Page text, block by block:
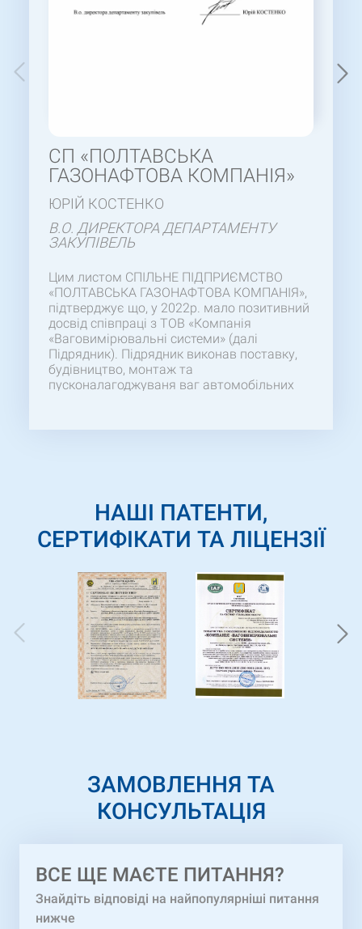
СП «ПОЛТАВСЬКА
ГАЗОНАФТОВА КОМПАНІЯ»
ЮРІЙ КОСТЕНКО
В.О. ДИРЕКТОРА ДЕПАРТАМЕНТУ
ЗАКУПІВЕЛЬ
Цим листом СПІЛЬНЕ ПІДПРИЄМСТВО
«ПОЛТАВСЬКА ГАЗОНАФТОВА КОМПАНІЯ»,
підтверджує що, у 2022р. мало позитивний
досвід співпраці з ТОВ «Компанія
«Ваговимірювальні системи» (далі
Підрядник). Підрядник виконав поставку,
будівництво, монтаж та
пусконалагоджуваня ваг автомобільних
персоналу, особливо ГІПа, який здійснював
НАШІ ПАТЕНТИ,
СЕРТИФІКАТИ ТА ЛІЦЕНЗІЇ
ЗАМОВЛЕННЯ ТА
КОНСУЛЬТАЦІЯ
ВCЕ ЩЕ МАЄТЕ ПИТАННЯ?
Знайдіть відповіді на найпопулярніші питання
нижче